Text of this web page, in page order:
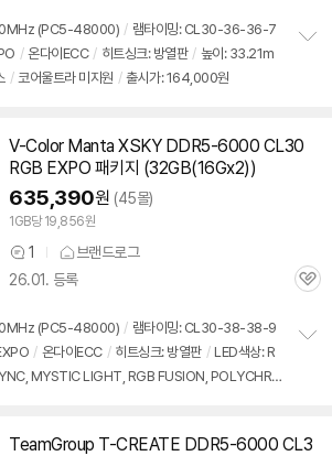
견
(PC5-48000) / 램타이밍: CL30-36-36-7
/ 온다이ECC / 히트싱크: 방열판 / 높이: 33.21m
/ 코어울트라 미지원 / 출시가: 164,000원
V-Color Manta XSKY DDR5-6000 CL30
RGB EXPO 패키지 (32GB(16Gx2))
635,390원 (45몰)
1GB당 19,856원
상
품
견
1
브랜드로그
26.01. 등록
관
(PC5-48000) / 램타이밍: CL30-38-38-9
/ 온다이ECC / 히트싱크: 방열판 / LED색상: R
MYSTIC LIGHT, RGB FUSION, POLYCHRO
기
TeamGroup T-CREATE DDR5-6000 CL3